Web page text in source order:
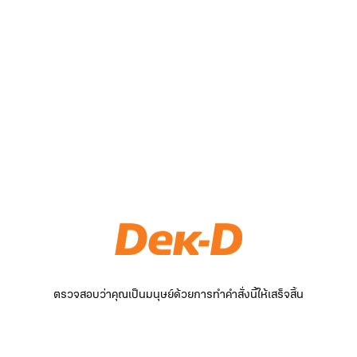
ตรวจสอบว่าคุณเป็นมนุษย์ด้วยการทำคำสั่งนี้ให้เสร็จสิ้น